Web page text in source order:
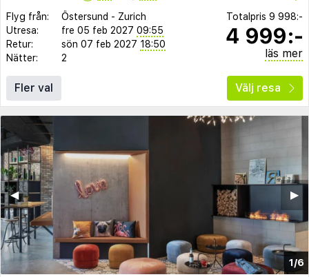
Flyg från: Östersund - Zurich
Utresa:
fre 05 feb 2027 09:55
Retur:
sön 07 feb 2027 18:50
Nätter:
2
Totalpris 9 998:-
4 999:-
läs mer
Fler val Välj resa
1/6
▶︎
◀︎